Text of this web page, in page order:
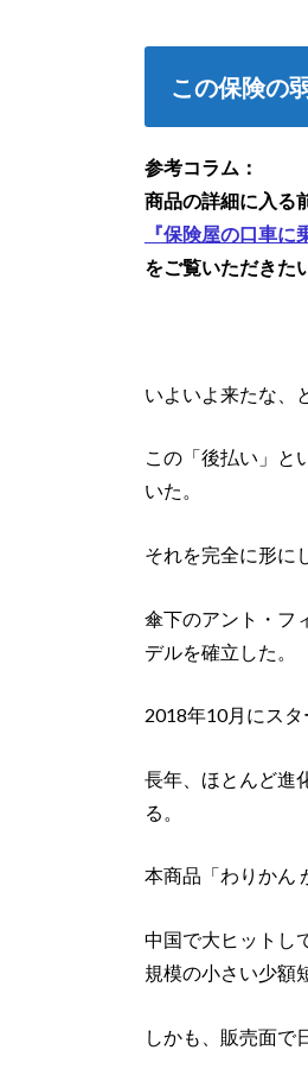
この保険の
参考コラム：
商品の詳細に入る
『保険屋の口車に
をご覧いただきた
いよいよ来たな、
この「後払い」と
いた。
それを完全に形に
傘下のアント・フ
デルを確立した。
2018年10月にスタ
長年、ほとんど進
る。
本商品「わりかん
中国で大ヒットし
規模の小さい少額
しかも、販売面で